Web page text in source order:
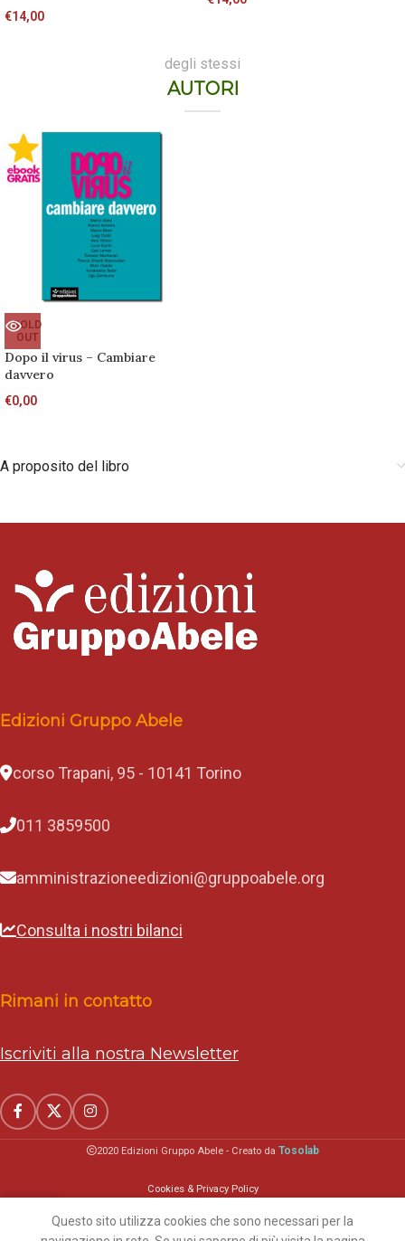
€14,00
degli stessi
AUTORI
SOLD
OUT
Dopo il virus – Cambiare
davvero
€0,00
A proposito del libro
Edizioni Gruppo Abele
corso Trapani, 95 - 10141 Torino
011 3859500
amministrazioneedizioni@gruppoabele.org
Consulta i nostri bilanci
Rimani in contatto
Iscriviti alla nostra Newsletter
2020 Edizioni Gruppo Abele - Creato da Tosolab
Cookies & Privacy Policy
Questo sito utilizza cookies che sono necessari per la